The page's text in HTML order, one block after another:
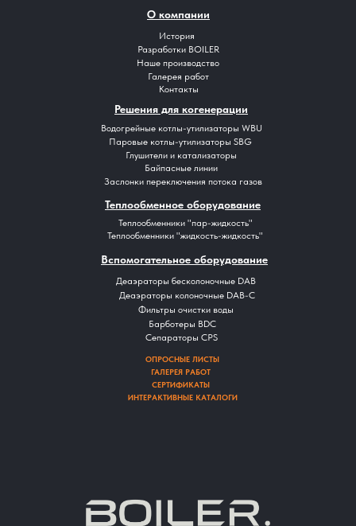
О компании
Решения для когенерации
История
Разработки BOILER
Наше производство
Галерея работ
Водогрейные котлы-утилизаторы WBU
Паровые котлы-утилизаторы SBG
Глушители и катализаторы
Байпасные линии
Барботеры BDC
Заслонки переключения потока газов
Сепараторы CPS
Теплообменники "жидкость-жидкость"
Теплообменники "пар-жидкость"
Контакты
Теплообменное оборудование
ОПРОСНЫЕ ЛИСТЫ
ГАЛЕРЕЯ РАБОТ
СЕРТИФИКАТЫ
ИНТЕРАКТИВНЫЕ КАТАЛОГИ
Вспомогательное оборудование
Деаэраторы бесколоночные DAB
Деаэраторы колоночные DAB-C
Фильтры очистки воды